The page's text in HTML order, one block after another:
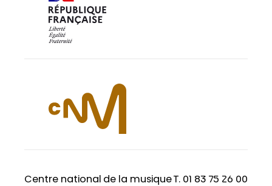
Centre national de la musiqueT. 01 83 75 26 00